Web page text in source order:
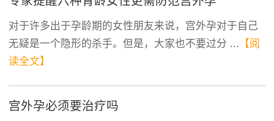
对于许多出于孕龄期的女性朋友来说，宫外孕对于自己
无疑是一个隐形的杀手。但是，大家也不要过分 ... 【阅
读全文】
宫外孕必须要治疗吗